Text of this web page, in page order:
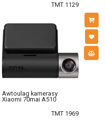
TMT 1129
Awtoulag kamerasy
Xiaomi 70mai A510
TMT 1969